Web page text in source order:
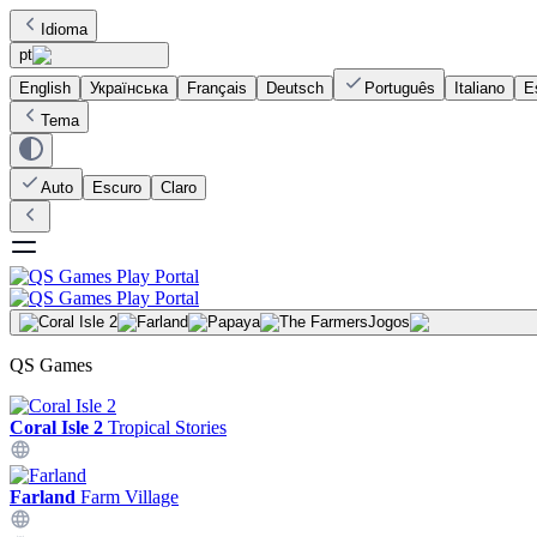
Idioma
pt
English
Українська Français Deutsch Português Italiano
Tema
Auto Escuro Claro
Jogos
QS Games
Coral Isle 2 Tropical Stories
Farland Farm Village